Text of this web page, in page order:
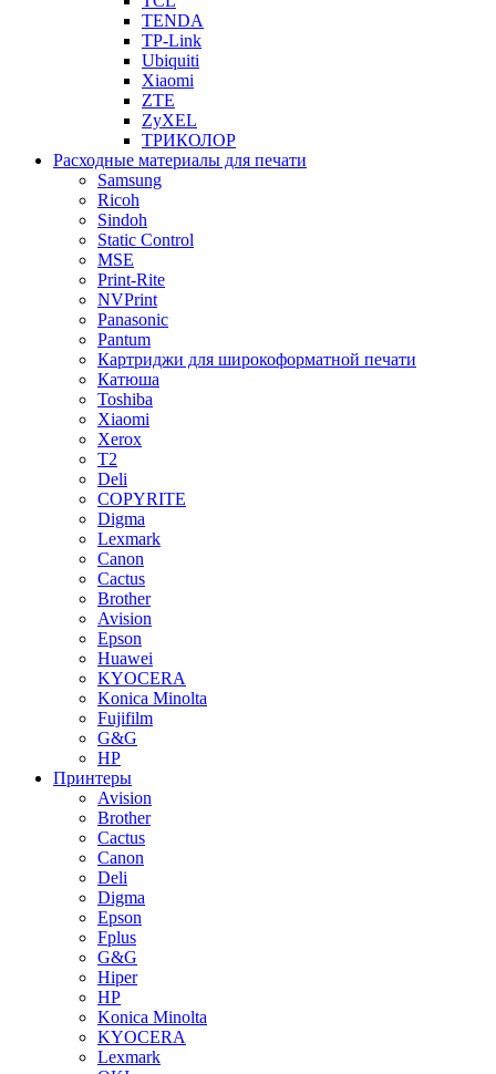
TENDA
TP-Link
Ubiquiti
Xiaomi
ZTE
ZyXEL
ТРИКОЛОР
Расходные материалы для печати
Samsung
Ricoh
Sindoh
Static Control
MSE
Print-Rite
NVPrint
Panasonic
Pantum
Картриджи для широкоформатной печати
Катюша
Toshiba
Xiaomi
Xerox
T2
Deli
COPYRITE
Digma
Lexmark
Canon
Cactus
Brother
Avision
Epson
Huawei
KYOCERA
Konica Minolta
Fujifilm
G&G
HP
Принтеры
Avision
Brother
Cactus
Canon
Deli
Digma
Epson
Fplus
G&G
Hiper
HP
Konica Minolta
KYOCERA
Lexmark